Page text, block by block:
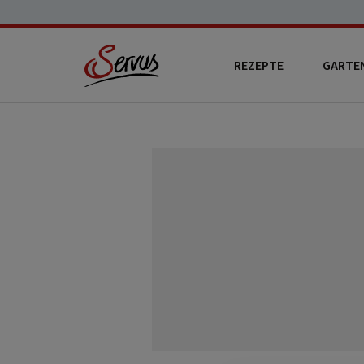
REZEPTE